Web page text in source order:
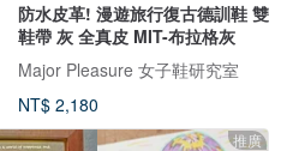
防水皮革! 漫遊旅行復古德訓鞋 雙
鞋帶 灰 全真皮 MIT-布拉格灰
Major Pleasure 女子鞋研究室
NT$ 2,180
推廣